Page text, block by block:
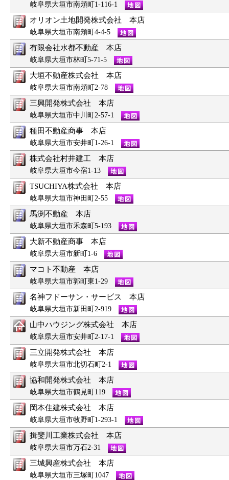
岐阜県大垣市南頬町1-116-1
オリオン土地開発株式会社 本店
岐阜県大垣市南頬町4-4-5
有限会社水都不動産 本店
岐阜県大垣市林町5-71-5
大垣不動産株式会社 本店
岐阜県大垣市南頬町2-78
三興開発株式会社 本店
岐阜県大垣市中川町2-57-1
種田不動産商事 本店
岐阜県大垣市安井町1-26-1
株式会社村井建工 本店
岐阜県大垣市今宿1-13
TSUCHIYA株式会社 本店
岐阜県大垣市神田町2-55
馬渕不動産 本店
岐阜県大垣市禾森町5-193
大新不動産商事 本店
岐阜県大垣市新町1-6
マコト不動産 本店
岐阜県大垣市郭町東1-29
名神フドーサン・サービス 本店
岐阜県大垣市新田町2-919
山中ハウジング株式会社 本店
岐阜県大垣市安井町2-17-1
三立開発株式会社 本店
岐阜県大垣市北切石町2-1
協和開発株式会社 本店
岐阜県大垣市鶴見町119
岡本住建株式会社 本店
岐阜県大垣市牧野町1-293-1
揖斐川工業株式会社 本店
岐阜県大垣市万石2-31
三城興産株式会社 本店
岐阜県大垣市三塚町1047